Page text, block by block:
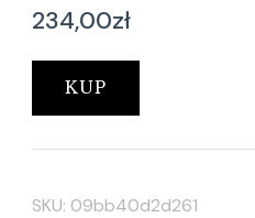
234,00zł
KUP
SKU: 09bb40d2d261